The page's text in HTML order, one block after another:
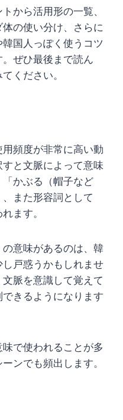
から活用形の一覧、
の使い分け、さらに
国人っぽく使うコツ
ぜひ最後まで読ん
ください。
用頻度が非常に高い動
と文脈によって意味
かぶる（帽子など
また形容詞として
ます。
意味があるのは、韓
戸惑うかもしれませ
脈を意識して覚えて
きるようになります
で使われることが多
ンでも頻出します。